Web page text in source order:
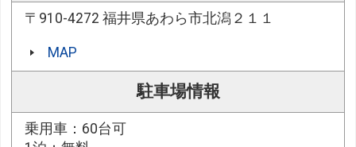
〒910-4272 福井県あわら市北潟２１１
MAP
駐車場情報
乗用車：60台可